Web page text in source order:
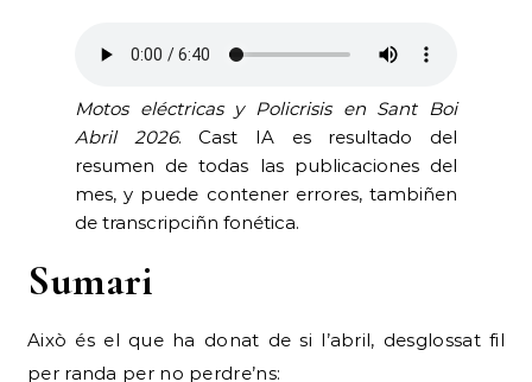
Motos eléctricas y Policrisis en Sant Boi
Abril 2026. Cast IA es resultado del
resumen de todas las publicaciones del
mes, y puede contener errores, tambiñen
de transcripciñn fonética.
Sumari
Això és el que ha donat de si l’abril, desglossat fil
per randa per no perdre’ns: